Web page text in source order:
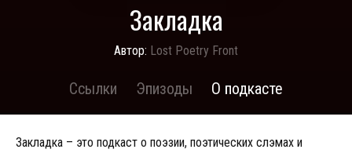
Закладка
Автор: Lost Poetry Front
Ссылки Эпизоды О подкасте
Закладка – это подкаст о поэзии, поэтических слэмах и